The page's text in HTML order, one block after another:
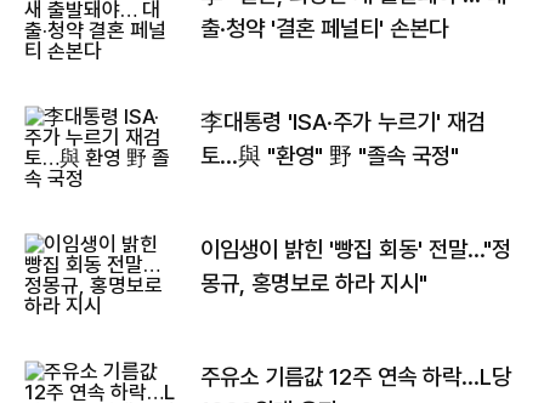
출·청약 '결혼 페널티' 손본다
李대통령 'ISA·주가 누르기' 재검
토…與 "환영" 野 "졸속 국정"
이임생이 밝힌 '빵집 회동' 전말…"정
몽규, 홍명보로 하라 지시"
주유소 기름값 12주 연속 하락…L당